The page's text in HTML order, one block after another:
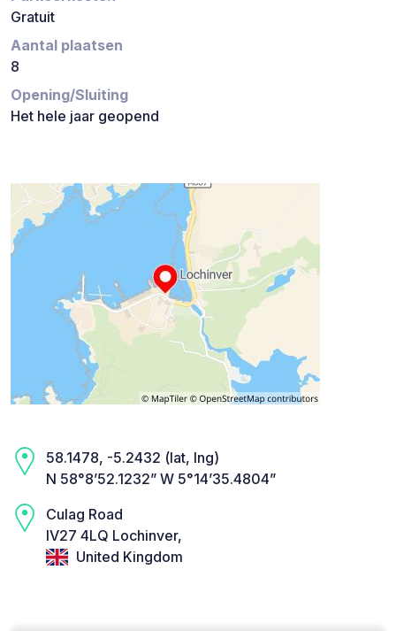
Gratuit
Aantal plaatsen
8
Opening/Sluiting
Het hele jaar geopend
58.1478, -5.2432 (lat, lng)
N 58°8’52.1232” W 5°14’35.4804”
Culag Road
IV27 4LQ Lochinver,
United Kingdom